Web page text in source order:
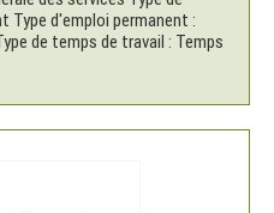
Type d'emploi permanent :
de temps de travail : Temps